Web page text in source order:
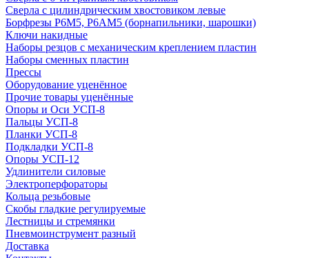
Сверла с цилиндрическим хвостовиком левые
Борфрезы Р6М5, Р6АМ5 (борнапильники, шарошки)
Ключи накидные
Наборы резцов с механическим креплением пластин
Наборы сменных пластин
Прессы
Оборудование уценённое
Прочие товары уценённые
Опоры и Оси УСП-8
Пальцы УСП-8
Планки УСП-8
Подкладки УСП-8
Опоры УСП-12
Удлинители силовые
Электроперфораторы
Кольца резьбовые
Скобы гладкие регулируемые
Лестницы и стремянки
Пневмоинструмент разный
Доставка